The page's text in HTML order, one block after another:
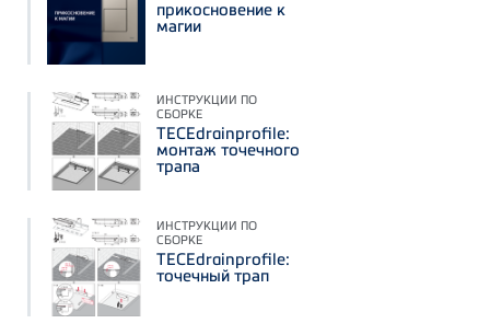
прикосновение к
магии
ИНСТРУКЦИИ ПО
СБОРКЕ
TECEdrainprofile:
монтаж точечного
трапа
ИНСТРУКЦИИ ПО
СБОРКЕ
TECEdrainprofile:
точечный трап